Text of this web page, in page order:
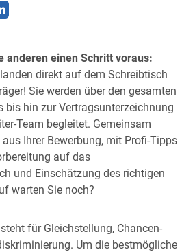
anderen einen Schritt voraus:
direkt auf dem Schreibtisch
Sie werden über den gesamten
bis hin zur Vertragsunterzeichnung
Team begleitet. Gemeinsam
Ihrer Bewerbung, mit Profi-Tipps
auf das
und Einschätzung des richtigen
warten Sie noch?
für Gleich­stellung, Chancen­
Um die bestmögliche